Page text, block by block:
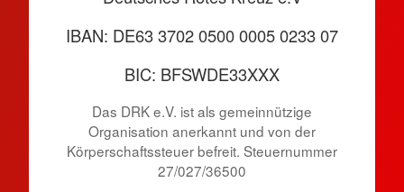
IBAN: DE63 3702 0500 0005 0233 07
BIC: BFSWDE33XXX
Das DRK e.V. ist als gemeinnützige
Organisation anerkannt und von der
Körperschaftssteuer befreit. Steuernummer
27/027/36500